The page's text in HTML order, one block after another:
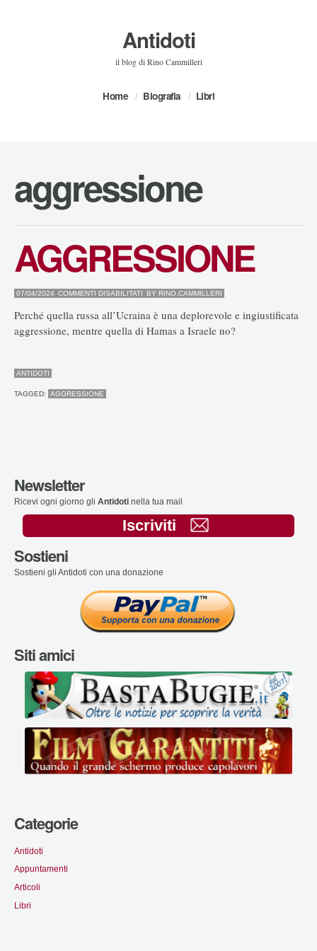
Antidoti
il blog di Rino Cammilleri
Home Biografia Libri
aggressione
AGGRESSIONE
07/04/2024 COMMENTI DISABILITATI SU
BY RINO.CAMMILLERI
Perché quella russa all’Ucraina è una deplorevole e ingiustificata
aggressione, mentre quella di Hamas a Israele no?
ANTIDOTI
TAGGED: AGGRESSIONE
Newsletter
Ricevi ogni giorno gli Antidoti nella tua mail
Iscriviti
Sostieni
Sostieni gli Antidoti con una donazione
Siti amici
Categorie
Antidoti
Appuntamenti
Articoli
Libri